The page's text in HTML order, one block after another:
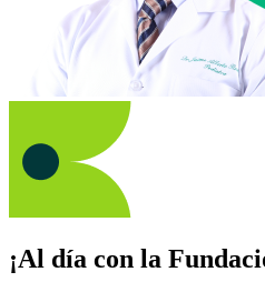
¡Al día con la